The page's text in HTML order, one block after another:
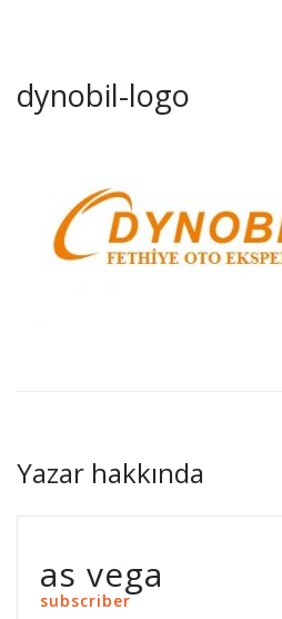
dynobil-logo
Yazar hakkında
as vega
subscriber